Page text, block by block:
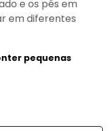
e os pés em
em diferentes
pequenas